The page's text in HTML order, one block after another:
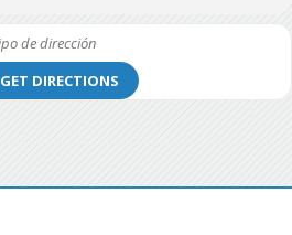
GET DIRECTIONS